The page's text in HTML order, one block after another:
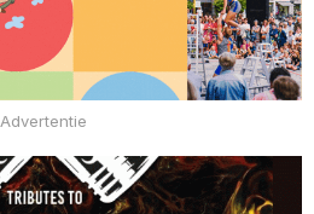
Advertentie